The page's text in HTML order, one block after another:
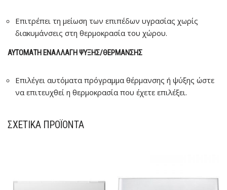
Επιτρέπει τη μείωση των επιπέδων υγρασίας χωρίς
διακυμάνσεις στη θερμοκρασία του χώρου.
ΑΥΤΌΜΑΤΗ ΕΝΑΛΛΑΓΉ ΨΎΞΗΣ/ΘΈΡΜΑΝΣΗΣ
Επιλέγει αυτόματα πρόγραμμα θέρμανσης ή ψύξης ώστε
να επιτευχθεί η θερμοκρασία που έχετε επιλέξει.
ΣΧΕΤΙΚΆ ΠΡΟΪΌΝΤΑ